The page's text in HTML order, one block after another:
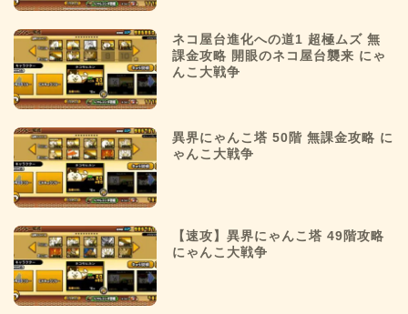
ネコ屋台進化への道1 超極ムズ 無
課金攻略 開眼のネコ屋台襲来 にゃ
んこ大戦争
異界にゃんこ塔 50階 無課金攻略 に
ゃんこ大戦争
【速攻】異界にゃんこ塔 49階攻略
にゃんこ大戦争